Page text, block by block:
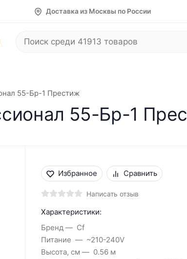
Доставка из Москвы по России
55-Бр-1 Престиж
55-Бр-1
Избранное Сравнить
Написать отзыв
Характеристики:
Бренд
Cf
Питание
~210-240V
Высота, см
0.56 м